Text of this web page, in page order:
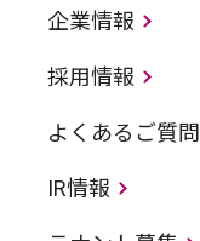
企業情報
採用情報
よくあるご質問
IR情報